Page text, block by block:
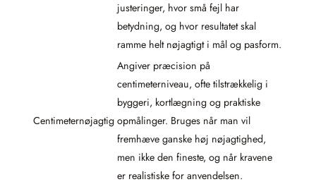
justeringer, hvor små fejl har
betydning, og hvor resultatet skal
ramme helt nøjagtigt i mål og pasform.
Centimeternøjagtig
Angiver præcision på
centimeterniveau, ofte tilstrækkelig i
byggeri, kortlægning og praktiske
opmålinger. Bruges når man vil
fremhæve ganske høj nøjagtighed,
men ikke den fineste, og når kravene
er realistiske for anvendelsen.